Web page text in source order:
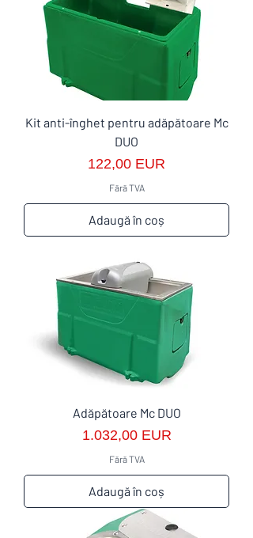
Kit anti-înghet pentru adăpătoare Mc
DUO
Preț
122,00 EUR
Fără TVA
Adaugă în coș
Adăpătoare Mc DUO
Preț
1.032,00 EUR
Fără TVA
Adaugă în coș